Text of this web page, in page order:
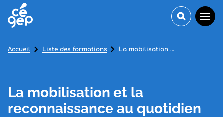
La mobilisation et la
reconnaissance au quotidien
Accueil Liste des formations La mobilisation et la reconnaissance au quotidien